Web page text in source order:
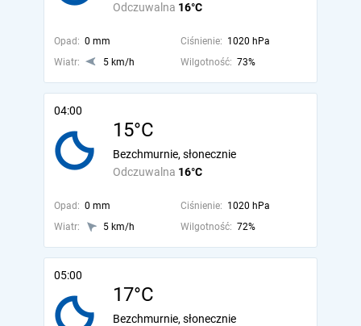
Odczuwalna 16°C
Opad: 0 mm Ciśnienie: 1020 hPa
Wiatr:
5 km/h Wilgotność: 73%
04:00
15°C
Odczuwalna 16°C
Bezchmurnie, słonecznie
Opad: 0 mm Ciśnienie: 1020 hPa
Wiatr:
5 km/h Wilgotność: 72%
05:00
17°C
Bezchmurnie, słonecznie